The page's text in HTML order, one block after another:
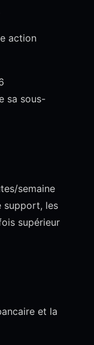
action
sa sous-
semaine
support, les
supérieur
et la